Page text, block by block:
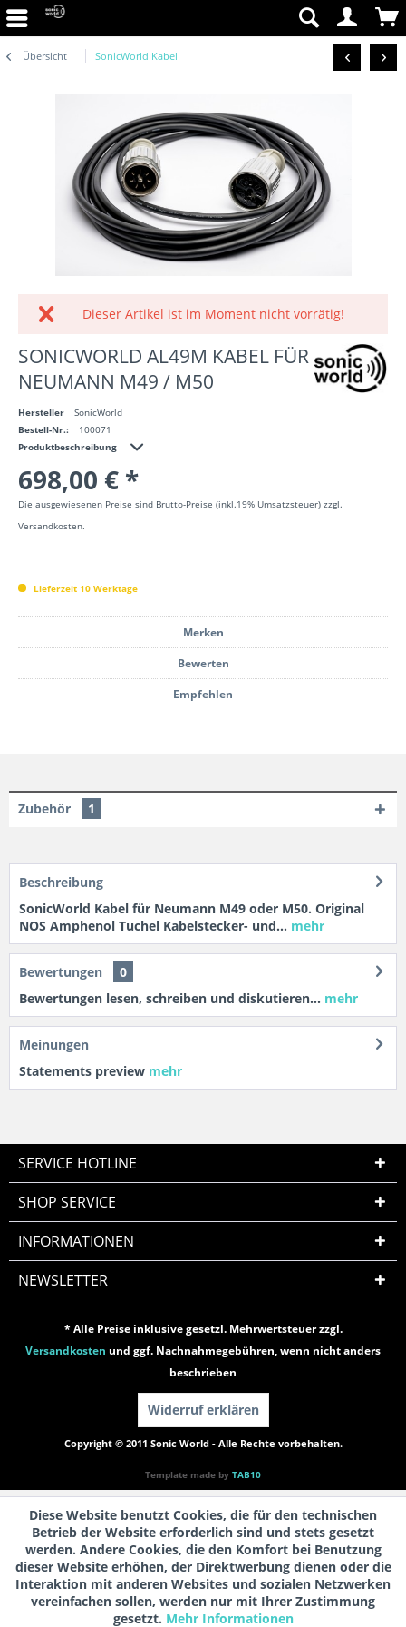
Übersicht SonicWorld Kabel
Dieser Artikel ist im Moment nicht vorrätig!
SONICWORLD AL49M KABEL FÜR
NEUMANN M49 / M50
Hersteller
SonicWorld
Bestell-Nr.:
100071
Produktbeschreibung
698,00 € *
Die ausgewiesenen Preise sind Brutto-Preise (inkl.19% Umsatzsteuer) zzgl.
Versandkosten.
Lieferzeit 10 Werktage
Merken
Bewerten
Empfehlen
Zubehör 1
Beschreibung
SonicWorld Kabel für Neumann M49 oder M50. Original
NOS Amphenol Tuchel Kabelstecker- und... mehr
Bewertungen
0
Bewertungen lesen, schreiben und diskutieren... mehr
Meinungen
Statements preview mehr
SERVICE HOTLINE
SHOP SERVICE
INFORMATIONEN
NEWSLETTER
* Alle Preise inklusive gesetzl. Mehrwertsteuer zzgl.
Versandkosten und ggf. Nachnahmegebühren, wenn nicht anders
beschrieben
Widerruf erklären
Copyright © 2011 Sonic World - Alle Rechte vorbehalten.
Template made by TAB10
Diese Website benutzt Cookies, die für den technischen
Betrieb der Website erforderlich sind und stets gesetzt
werden. Andere Cookies, die den Komfort bei Benutzung
dieser Website erhöhen, der Direktwerbung dienen oder die
Interaktion mit anderen Websites und sozialen Netzwerken
vereinfachen sollen, werden nur mit Ihrer Zustimmung
gesetzt. Mehr Informationen